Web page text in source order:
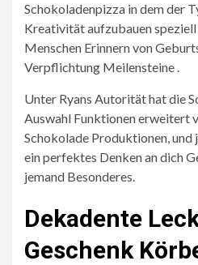
Schokoladenpizza in dem der
Kreativität aufzubauen speziell
Menschen Erinnern von
Verpflichtung Meilensteine ​​.
Unter Ryans Autorität hat die
Auswahl Funktionen erweitert
Schokolade Produktionen, und
ein perfektes Denken an dich
jemand Besonderes.
Dekadente
Geschenk